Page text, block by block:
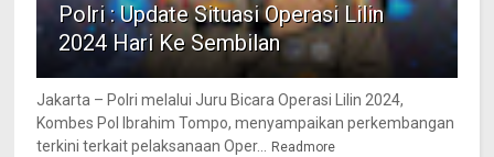
Polri : Update Situasi Operasi Lilin
2024 Hari Ke Sembilan
Jakarta – Polri melalui Juru Bicara Operasi Lilin 2024,
Kombes Pol Ibrahim Tompo, menyampaikan perkembangan
terkini terkait pelaksanaan Oper...
Readmore